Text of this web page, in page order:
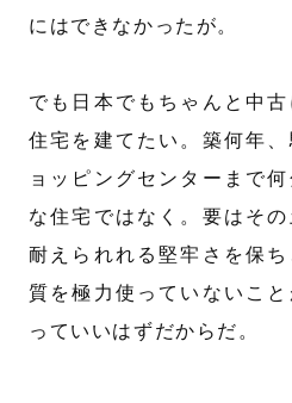
にはできなかったが。
でも日本でもちゃんと中
住宅を建てたい。築何年
ョッピングセンターまで
な住宅ではなく。要はそ
耐えられれる堅牢さを保
質を極力使っていないこ
っていいはずだからだ。